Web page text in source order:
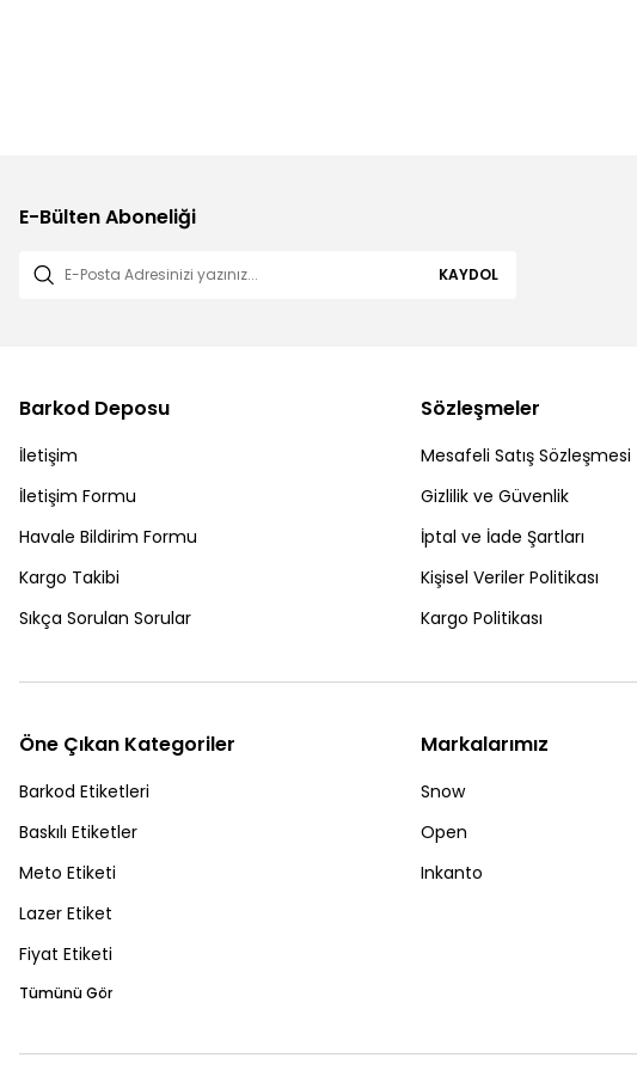
E-Bülten Aboneliği
KAYDOL
Barkod Deposu
İletişim
İletişim Formu
Havale Bildirim Formu
Kargo Takibi
Sıkça Sorulan Sorular
Sözleşmeler
Mesafeli Satış Sözleşmesi
Gizlilik ve Güvenlik
İptal ve İade Şartları
Kişisel Veriler Politikası
Kargo Politikası
Öne Çıkan Kategoriler
Barkod Etiketleri
Baskılı Etiketler
Meto Etiketi
Lazer Etiket
Fiyat Etiketi
Tümünü Gör
Markalarımız
Snow
Open
Inkanto